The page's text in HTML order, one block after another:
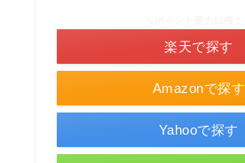
Amazonで探す
楽天で探す
Yahooで探す